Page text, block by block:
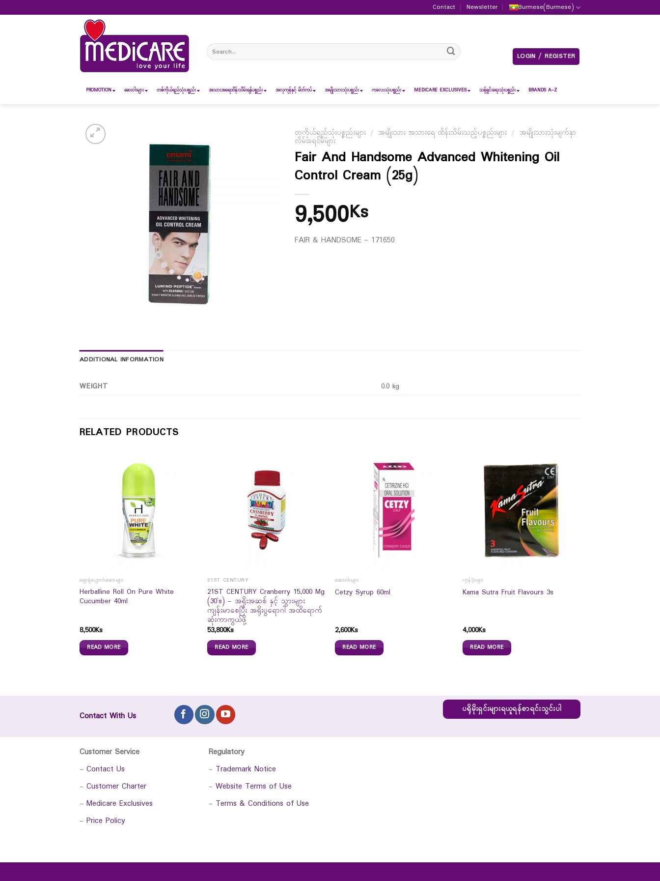
to
Contact Newsletter Burmese(Burmese)
Search
for:
LOGIN / REGISTER
PROMOTION ဆေး၀ါးများ တစ်ကိုယ်ရည်သုံးပစ္စည်း အသားအရေထိန်းသိမ်းရန်ပစ္စည်း အလှကုန်နှင့် မိတ်ကပ် အမျိုးသားသုံးပစ္စည်း ကလေးသုံးပစ္စည်း MEDICARE EXCLUSIVES သန့်ရှင်းရေးသုံးပစ္စည်း BRANDS A-Z
တကိုယ်ရည်သုံးပစ္စည်းများ / အမျိုးသား အသားရေ ထိန်းသိမ်းသည့်ပစ္စည်းများ / အမျိုးသားသုံးမျက်နှာ
လိမ်းခရင်မ်များ
Fair And Handsome Advanced Whitening Oil
Control Cream (25g)
9,500Ks
FAIR & HANDSOME – 171650
ADDITIONAL INFORMATION
WEIGHT 0.0 kg
RELATED PRODUCTS
ချွေးနံ့ပျောက်ဆေးများ
Herballine Roll On Pure White
Cucumber 40ml
8,500Ks
READ MORE
21ST CENTURY
21ST CENTURY Cranberry 15,000 Mg
(30`s) – အရိုးအဆစ် နှင့် သွားများ
ကျန်းမာစေပြီး အရိုးပွရောဂါ အထိရောက်
ဆုံးကာကွယ်ဖို့
53,800Ks
READ MORE
ဆေးဝါးများ
Cetzy Syrup 60ml
2,600Ks
READ MORE
ကွန်ဒုံးများ
Kama Sutra Fruit Flavours 3s
4,000Ks
READ MORE
Contact With Us
ပရိုမိုးရှင်းများရယူရန်စာရင်းသွင်းပါ
Customer Service
- Contact Us
- Customer Charter
- Medicare Exclusives
- Price Policy
Regulatory
- Trademark Notice
- Website Terms of Use
- Terms & Conditions of Use